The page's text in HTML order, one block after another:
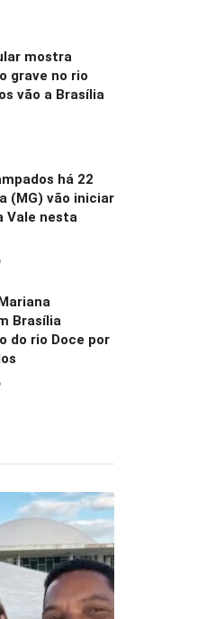
mostra
grave no rio
vão a Brasília
há 22
(MG) vão iniciar
Vale nesta
Brasília
do rio Doce por